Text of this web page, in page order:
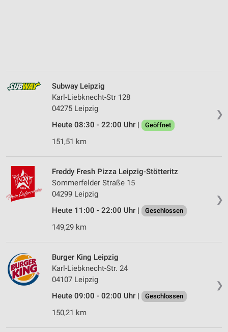
❯
Subway Leipzig
Karl-Liebknecht-Str 128
04275 Leipzig
Heute 08:30 - 22:00 Uhr |
Geöffnet
151,51 km
❯
Freddy Fresh Pizza Leipzig-Stötteritz
Sommerfelder Straße 15
04299 Leipzig
Heute 11:00 - 22:00 Uhr |
Geschlossen
149,29 km
❯
Burger King Leipzig
Karl-Liebknecht-Str. 24
04107 Leipzig
Heute 09:00 - 02:00 Uhr |
Geschlossen
150,21 km